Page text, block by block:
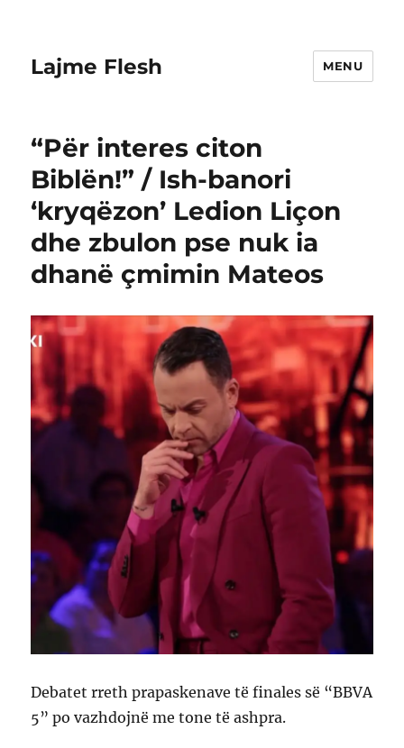
Lajme Flesh MENU
“Për interes citon
Biblën!” / Ish-banori
‘kryqëzon’ Ledion Liçon
dhe zbulon pse nuk ia
dhanë çmimin Mateos
Debatet rreth prapaskenave të finales së “BBVA
5” po vazhdojnë me tone të ashpra.